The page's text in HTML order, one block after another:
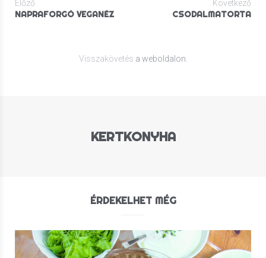
Előző
NAPRAFORGÓ VEGANÉZ
Következő
CSODALMATORTA
Visszakövetés a weboldalon.
KERTKONYHA
ÉRDEKELHET MÉG